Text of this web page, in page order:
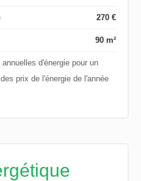
270 €
90 m²
d'énergie pour un
prix de l'énergie de l'année